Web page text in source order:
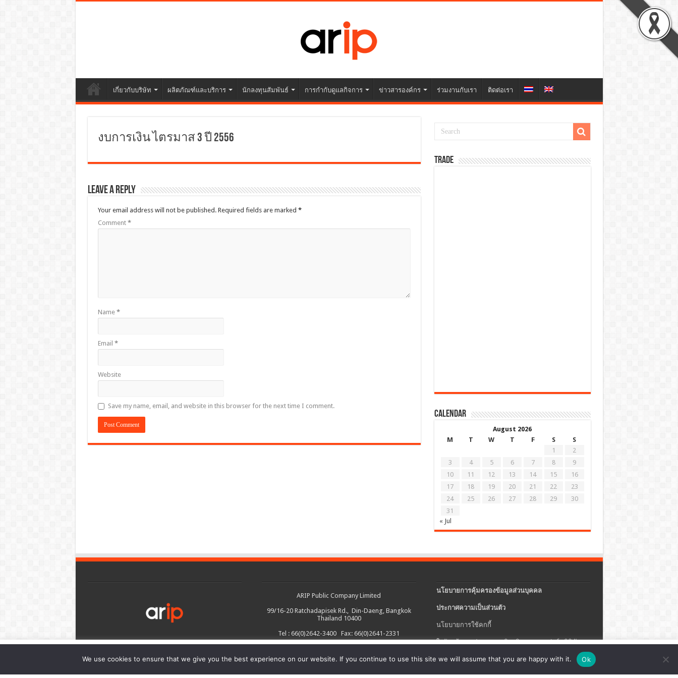
เกี่ยวกับบริษัท ผลิตภัณฑ์และบริการ นักลงทุนสัมพันธ์ การกำกับดูแลกิจการ ข่าวสารองค์กร ร่วมงานกับเรา ติดต่อเรา
งบการเงิน ไตรมาส 3 ปี 2556
Leave a Reply
Your email address will not be published. Required fields are marked *
Comment *
Name *
Email *
Website
Save my name, email, and website in this browser for the next time I comment.
TRADE
Calendar
August 2026
M
T W T F S
S
1
2
3
4 5 6 7 8
9
10
11 12 13 14 15
16
17
18 19 20 21 22
23
24
25 26 27 28 29
30
31
« Jul
ARIP Public Company Limited
99/16-20 Ratchadapisek Rd., Din-Daeng, Bangkok
Thailand 10400
Tel : 66(0)2642-3400 Fax: 66(0)2641-2331
นโยบายการคุ้มครองข้อมูลส่วนบุคคล
ประกาศความเป็นส่วนตัว
นโยบายการใช้คกกี้
ใบรับแจ้งการประกอบธุรกิจบริการแพลตฟอร์มดิจิทัล
นโยบายความปลอดภัยของข้อมูลสารสนเทศ
การนำเสนอเนื้อหาตรงตามความต้องการของท่าน โดยสามารถศึกษารายละเอียดเพิ่มเติมได้ใน นโยบายคุกกี้
We use cookies to ensure that we give you the best experience on our website. If you continue to use this site we will assume that you are happy with it. Ok